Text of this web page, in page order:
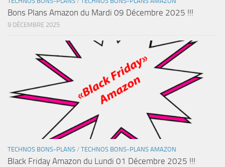
Bons Plans Amazon du Mardi 09 Décembre 2025 !!!
9 DÉCEMBRE 2025
TECHNOS BONS-PLANS / TECHNOS BONS-PLANS AMAZON
Black Friday Amazon du Lundi 01 Décembre 2025 !!!